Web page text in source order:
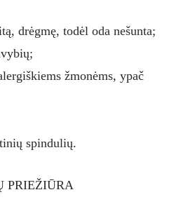
drėgmę, todėl oda nešunta;
žmonėms, ypač
spindulių.
PRIEŽIŪRA